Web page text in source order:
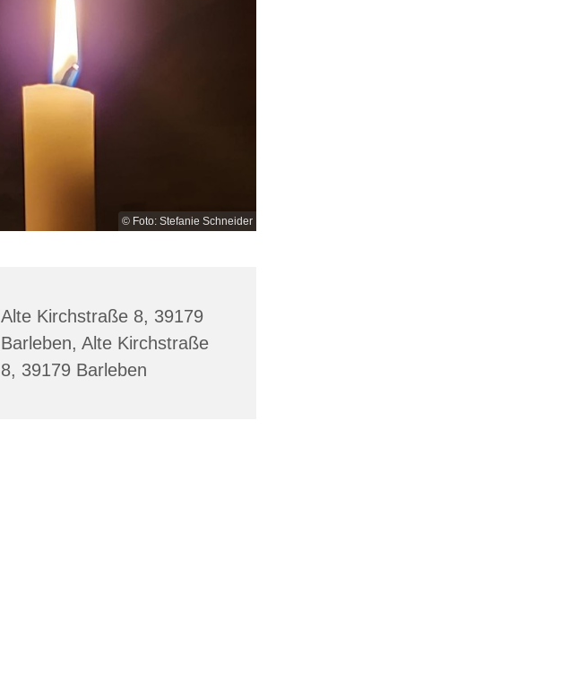
© Foto: Stefanie Schneider
Alte Kirchstraße 8, 39179
Barleben, Alte Kirchstraße
8, 39179 Barleben